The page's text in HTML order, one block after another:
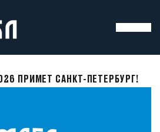
ПРИМЕТ САНКТ-ПЕТЕРБУРГ!